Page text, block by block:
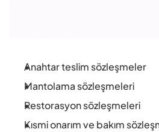
Anahtar teslim sözleşmeler
Mantolama sözleşmeleri
Restorasyon sözleşmeleri
Kısmi onarım ve bakım